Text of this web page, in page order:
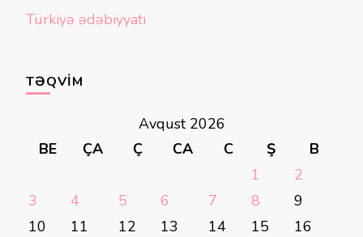
Türkiyə ədəbiyyatı
TƏQVIM
Avqust 2026
BE
ÇA Ç CA C Ş
B
1
2
3
4 5 6 7 8
9
10
11 12 13 14 15
16